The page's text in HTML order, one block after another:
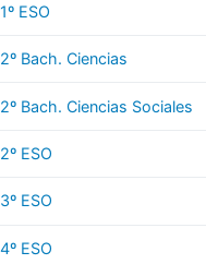
1º ESO
2º Bach. Ciencias
2º Bach. Ciencias Sociales
2º ESO
3º ESO
4º ESO